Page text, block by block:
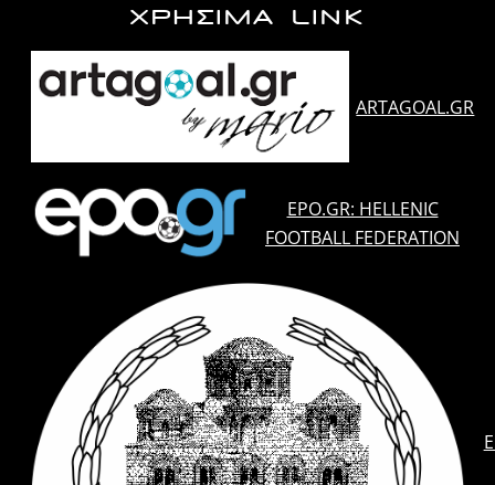
ΧΡΗΣΙΜΑ LINK
ARTAGOAL.GR
EPO.GR: HELLENIC
FOOTBALL FEDERATION